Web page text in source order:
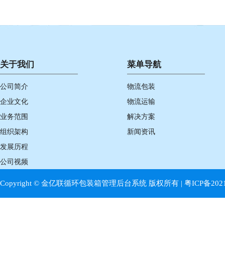
关于我们
公司简介
企业文化
业务范围
组织架构
发展历程
公司视频
菜单导航
物流包装
物流运输
解决方案
新闻资讯
Copyright © 金亿联循环包装箱管理后台系统 版权所有 | 粤ICP备